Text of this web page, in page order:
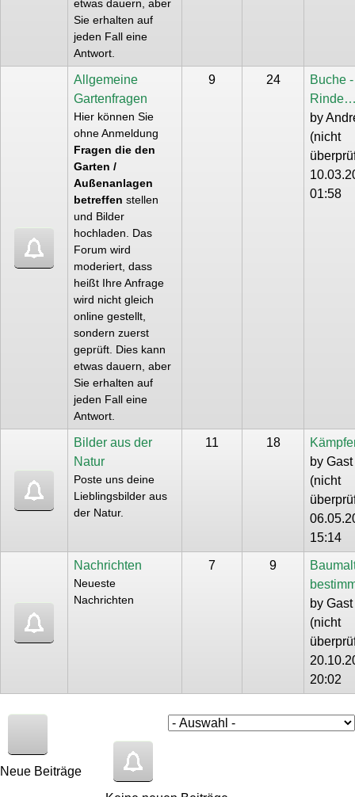
etwas dauern, aber
Sie erhalten auf
jeden Fall eine
Antwort.
Allgemeine
Gartenfragen
Hier können Sie
ohne Anmeldung
Fragen die den
Garten /
Außenanlagen
betreffen stellen
und Bilder
hochladen. Das
Forum wird
moderiert, dass
heißt Ihre Anfrage
wird nicht gleich
online gestellt,
sondern zuerst
geprüft. Dies kann
etwas dauern, aber
Sie erhalten auf
jeden Fall eine
Antwort.
9 24
Buche -
by
(nicht
01:58
Bilder aus der
Natur
Poste uns deine
Lieblingsbilder aus
der Natur.
11 18
by Gast
(nicht
15:14
Nachrichten
Neueste
Nachrichten
7 9
by Gast
(nicht
20:02
Neue Beiträge